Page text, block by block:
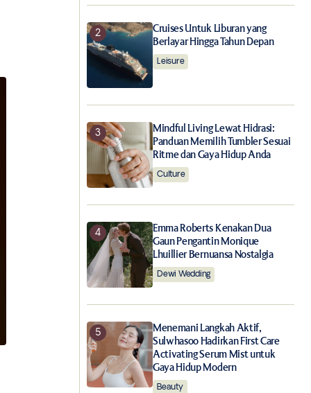
Cruises Untuk Liburan yang
Berlayar Hingga Tahun Depan
Leisure
Mindful Living Lewat Hidrasi:
Panduan Memilih Tumbler Sesuai
Ritme dan Gaya Hidup Anda
Culture
Emma Roberts Kenakan Dua
Gaun Pengantin Monique
Lhuillier Bernuansa Nostalgia
Dewi Wedding
Menemani Langkah Aktif,
Sulwhasoo Hadirkan First Care
Activating Serum Mist untuk
Gaya Hidup Modern
Beauty